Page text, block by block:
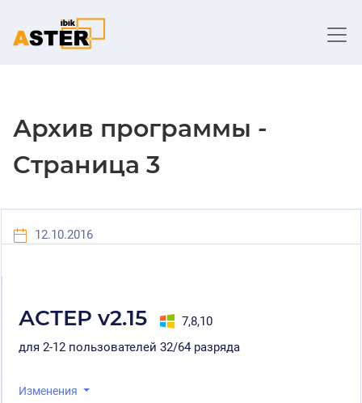
Архив программы -
Страница 3
12.10.2016
АСТЕР v2.15
7,8,10
для 2-12 пользователей 32/64 разряда
Изменения